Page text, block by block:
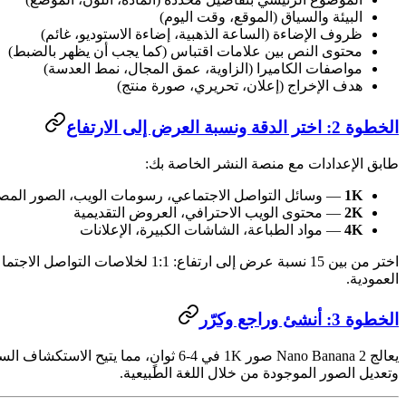
البيئة والسياق (الموقع، وقت اليوم)
ظروف الإضاءة (الساعة الذهبية، إضاءة الاستوديو، غائم)
محتوى النص بين علامات اقتباس (كما يجب أن يظهر بالضبط)
مواصفات الكاميرا (الزاوية، عمق المجال، نمط العدسة)
هدف الإخراج (إعلان، تحريري، صورة منتج)
الخطوة 2: اختر الدقة ونسبة العرض إلى الارتفاع
طابق الإعدادات مع منصة النشر الخاصة بك:
1K — وسائل التواصل الاجتماعي، رسومات الويب، الصور
2K — محتوى الويب الاحترافي، العروض التقديمية
4K — مواد الطباعة، الشاشات الكبيرة، الإعلانات
العمودية.
الخطوة 3: أنشئ وراجع وكرّر
يعالج Nano Banana 2 صور 1K في 4-6 ثوانٍ، مما يتيح الاستكشاف السريع. راجع النتائج وحسّنها — تتيح لك السرعة اختبار 10-20 تنويعة في أقل من دقيقتين. للتحرير، انتقل إلى
وتعديل الصور الموجودة من خلال اللغة الطبيعية.